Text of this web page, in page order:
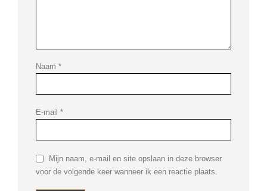
Naam *
E-mail *
Mijn naam, e-mail en site opslaan in deze browser
voor de volgende keer wanneer ik een reactie plaats.